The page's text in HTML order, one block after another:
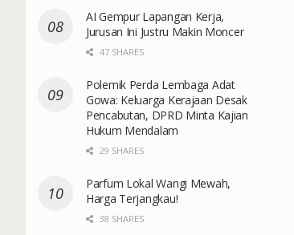
AI Gempur Lapangan Kerja,
Jurusan Ini Justru Makin Moncer
47 SHARES
Polemik Perda Lembaga Adat
Gowa: Keluarga Kerajaan Desak
Pencabutan, DPRD Minta Kajian
Hukum Mendalam
29 SHARES
Parfum Lokal Wangi Mewah,
Harga Terjangkau!
38 SHARES